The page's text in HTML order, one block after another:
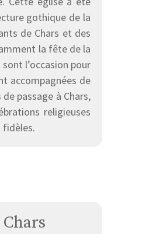
gothique de la
de Chars et des
la fête de la
l’occasion pour
accompagnées de
passage à Chars,
religieuses
fidèles.